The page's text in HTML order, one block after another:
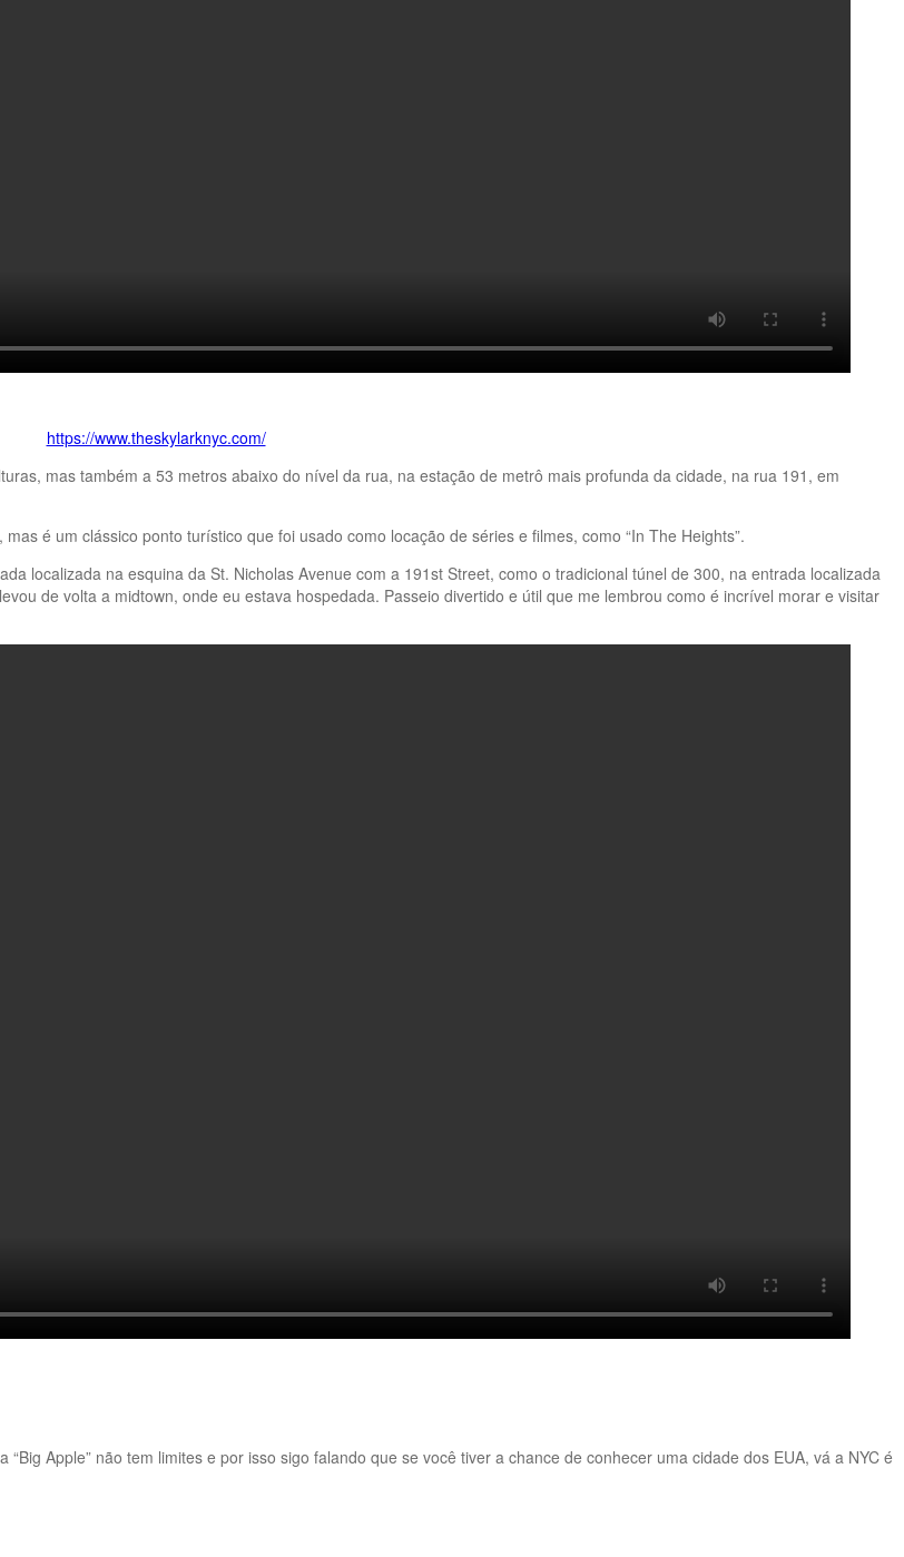
https://www.theskylarknyc.com/
mas também a 53 metros abaixo do nível da rua, na estação de metrô mais profunda da cidade, na rua 191, em
é um clássico ponto turístico que foi usado como locação de séries e filmes, como “In The Heights”.
localizada na esquina da St. Nicholas Avenue com a 191st Street, como o tradicional túnel de 300, na entrada localizada
de volta a midtown, onde eu estava hospedada. Passeio divertido e útil que me lembrou como é incrível morar e visitar
Apple” não tem limites e por isso sigo falando que se você tiver a chance de conhecer uma cidade dos EUA, vá a NYC é